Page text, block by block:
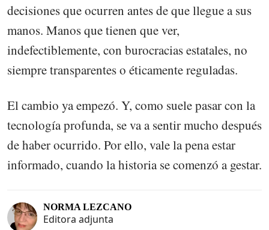
decisiones que ocurren antes de que llegue a sus
manos. Manos que tienen que ver,
indefectiblemente, con burocracias estatales, no
siempre transparentes o éticamente reguladas.
El cambio ya empezó. Y, como suele pasar con la
tecnología profunda, se va a sentir mucho después
de haber ocurrido. Por ello, vale la pena estar
informado, cuando la historia se comenzó a gestar.
NORMA LEZCANO
Editora adjunta